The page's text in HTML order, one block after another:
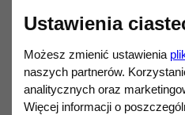
Darmowa dostawa od 1 200,00
AUDIO-TECHNICA
Ilość DO KOSZYKA
Ustawienia
Możesz zmienić ustawienia
naszych partnerów.
analitycznych oraz
Więcej informacji o